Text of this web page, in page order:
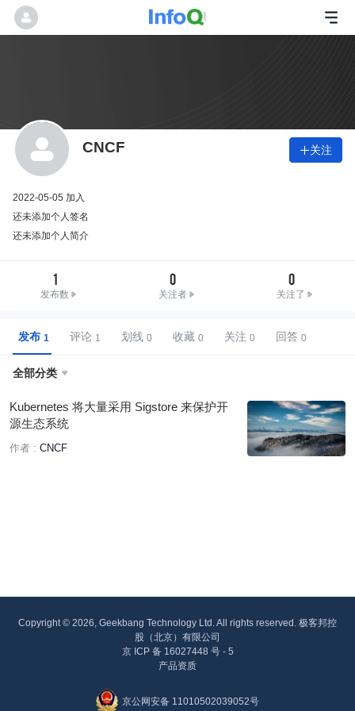
CNCF 关注
2022-05-05 加入
还未添加个人签名
还未添加个人简介
1
发布数
0
关注者
0
关注了
发布 评论 划线 收藏 关注 回答
全部分类 
Kubernetes 将大量采用 Sigstore 来保护开
源生态系统
作者 : CNCF
Copyright © 2026, Geekbang Technology Ltd. All rights reserved. 极客邦控
股（北京）有限公司
京 ICP 备 16027448 号 - 5
产品资质
京公网安备 11010502039052号